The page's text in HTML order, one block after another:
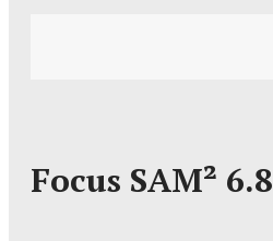
Focus SAM² 6.8